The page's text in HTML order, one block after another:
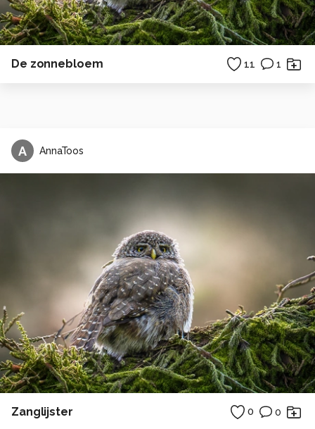
De zonnebloem 11 1
A AnnaToos
Zanglijster 0 0